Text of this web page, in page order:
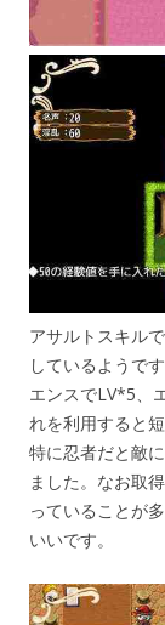
アサルトスキル
しているようで
エンスでLV*5、
れを利用すると
特に忍者だと敵
ました。なお取
っていることが
いいです。